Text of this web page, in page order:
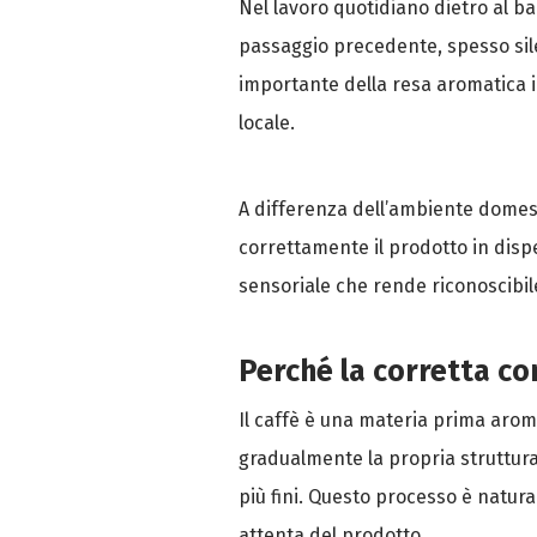
Nel lavoro quotidiano dietro al
passaggio precedente, spesso
importante della resa aromatica
locale.
A differenza dell’ambiente
correttamente il prodotto in
sensoriale che rende
Perché la corretta
Il caffè è una materia prima
gradualmente la propria
più fini. Questo processo è